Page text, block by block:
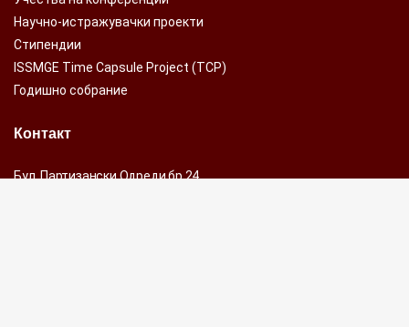
Научно-истражувачки проекти
Стипендии
ISSMGE Time Capsule Project (TCP)
Годишно собрание
Контакт
Бул. Партизански Одреди бр.24,